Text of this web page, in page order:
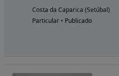
Costa da Caparica (Setúbal)
Particular • Publicado